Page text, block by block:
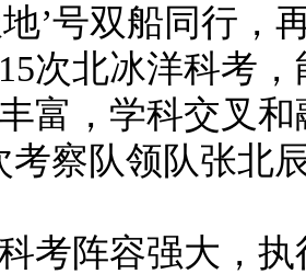
地’号双船同行，
次北冰洋科考
富，学科交叉
考察队领队张北
阵容强大，执